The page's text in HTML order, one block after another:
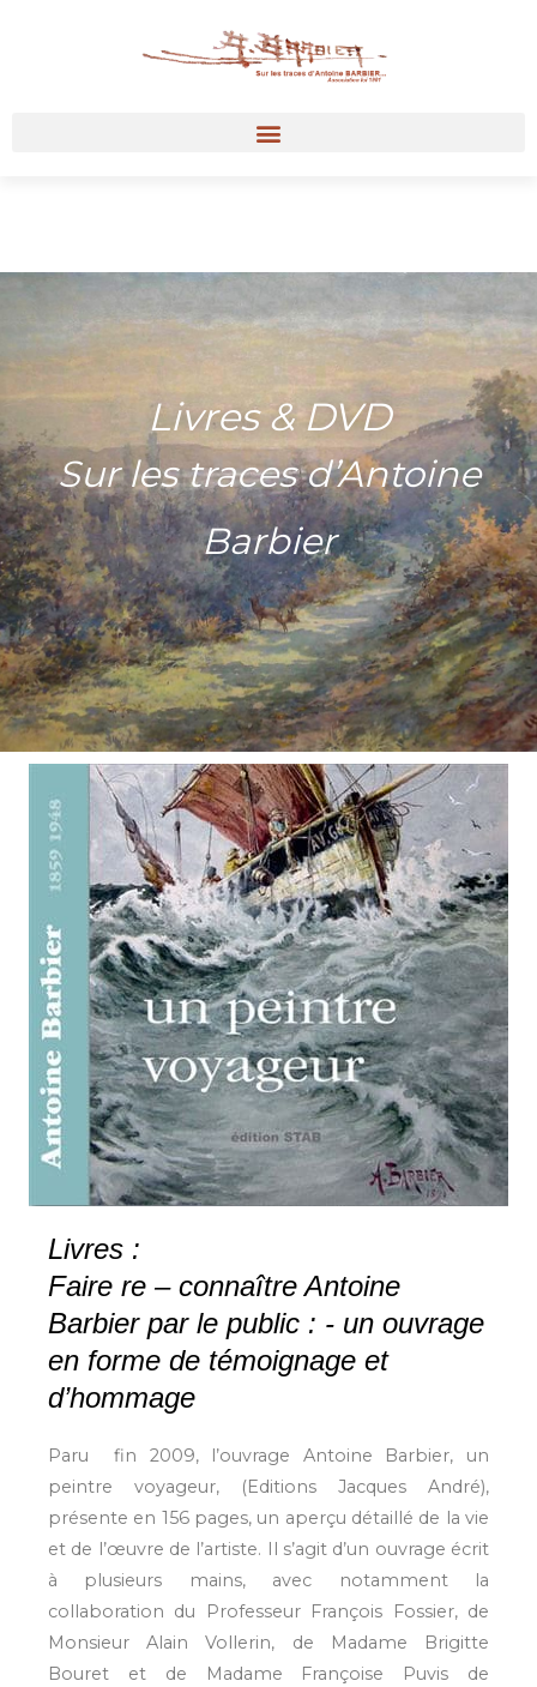
Livres & DVD
Sur les traces d’Antoine
Barbier
Livres :
Faire re – connaître Antoine
Barbier par le public : - un ouvrage
en forme de témoignage et
d’hommage
Paru fin 2009, l’ouvrage Antoine Barbier, un
peintre voyageur, (Editions Jacques André),
présente en 156 pages, un aperçu détaillé de la vie
et de l’œuvre de l’artiste. Il s’agit d’un ouvrage écrit
à plusieurs mains, avec notamment la
collaboration du Professeur François Fossier, de
Monsieur Alain Vollerin, de Madame Brigitte
Bouret et de Madame Françoise Puvis de